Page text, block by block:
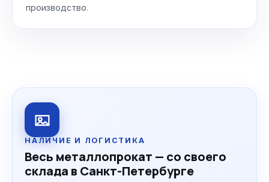
производство.
НАЛИЧИЕ И ЛОГИСТИКА
Весь металлопрокат — со своего
склада в Санкт-Петербурге